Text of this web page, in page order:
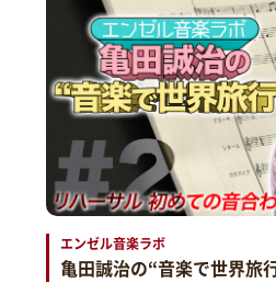
エンゼル音楽ラボ
亀田誠治の“音楽で世界旅